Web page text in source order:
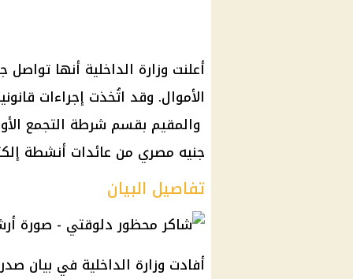
أعلنت وزارة الداخلية أنها
الأموال. وقد اتُخذت إجراءات
جنيه مصري من عائدات أنشطة
تفاصيل البيان
أفادت وزارة الداخلية في بيان